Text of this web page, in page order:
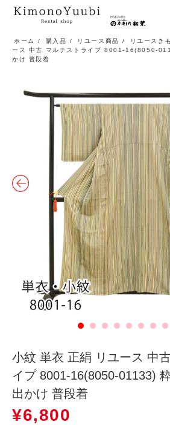
ホーム / 購入品 / リユース商品 / リユースき
ース 中古 マルチストライプ 8001-16(8050-
かけ 普段着
小紋 単衣 正絹 リユース 中
イプ 8001-16(8050-01133)
出かけ 普段着
¥6,800